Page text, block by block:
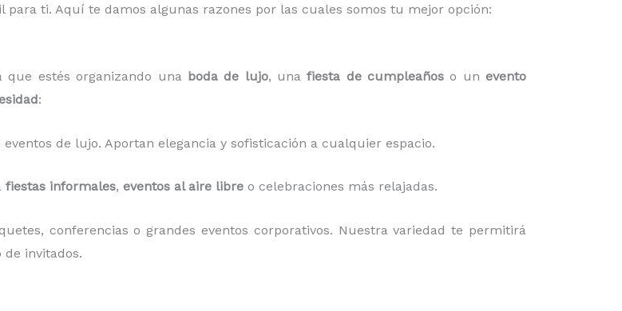
para ti. Aquí te damos algunas razones por las cuales somos tu mejor opción:
que estés organizando una boda de lujo, unafiesta de cumpleañoso unevento
:
eventos de lujo. Aportan elegancia y sofisticación a cualquier espacio.
fiestas informales, eventos al aire libre o celebraciones más relajadas.
conferencias o grandes eventos corporativos. Nuestra variedad te permitirá
invitados.